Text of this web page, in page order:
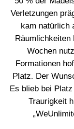
Verletzungen
kam natürlich
Räumlichkeiten
Wochen
Formationen
Platz. Der
Es blieb bei
Traurigkeit